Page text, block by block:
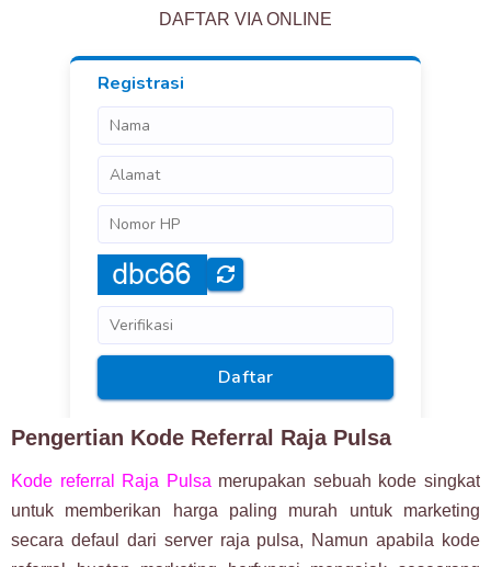
DAFTAR VIA ONLINE
Pengertian Kode Referral Raja Pulsa
Kode referral Raja Pulsa merupakan sebuah kode singkat
untuk memberikan harga paling murah untuk marketing
secara defaul dari server raja pulsa, Namun apabila kode